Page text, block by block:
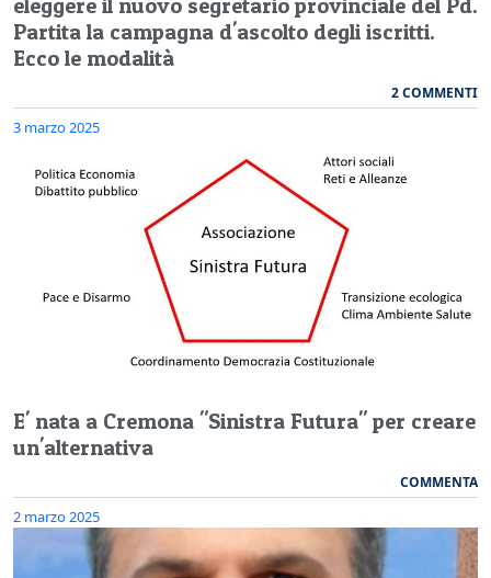
Partita la campagna d'ascolto degli iscritti.
Ecco le modalità
2 COMMENTI
3 marzo 2025
E' nata a Cremona "Sinistra Futura" per creare
un'alternativa
COMMENTA
2 marzo 2025